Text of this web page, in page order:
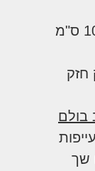
חזק
בולם
שך